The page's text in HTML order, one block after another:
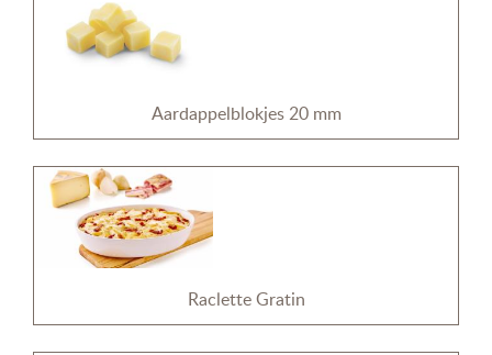
Aardappelblokjes 20 mm
Raclette Gratin